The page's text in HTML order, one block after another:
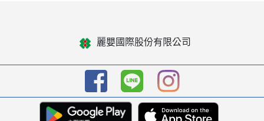
麗嬰國際股份有限公司